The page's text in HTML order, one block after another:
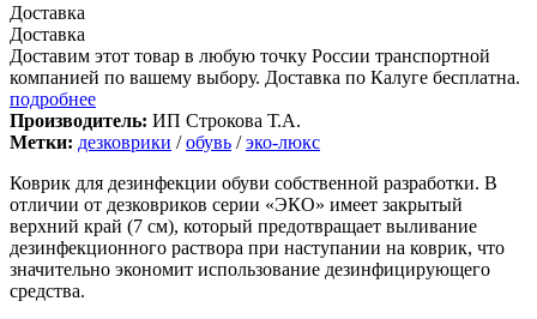
Доставка
Доставка
Доставим этот товар в любую точку России транспортной
компанией по вашему выбору. Доставка по Калуге бесплатна.
подробнее
Производитель: ИП Строкова Т.А.
Метки: дезковрики /обувь /эко-люкс
Коврик для дезинфекции обуви собственной разработки. В
отличии от дезковриков серии «ЭКО» имеет закрытый
верхний край (7 см), который предотвращает выливание
дезинфекционного раствора при наступании на коврик, что
значительно экономит использование дезинфицирующего
средства.